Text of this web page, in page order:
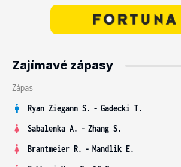
Zajímavé zápasy
Zápas
Ryan Ziegann S. - Gadecki T.
Sabalenka A. - Zhang S.
Brantmeier R. - Mandlik E.